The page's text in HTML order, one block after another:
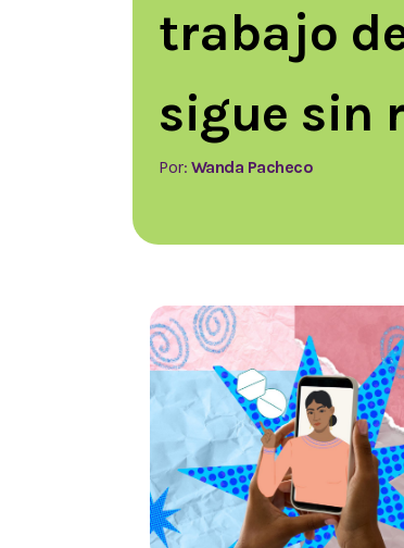
trabajo
sigue sin
Por: Wanda Pacheco